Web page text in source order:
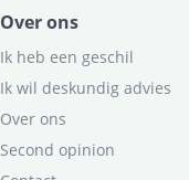
Over ons
Ik heb een geschil
Ik wil deskundig advies
Over ons
Second opinion